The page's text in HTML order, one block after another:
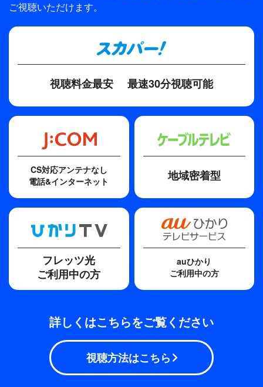
「Adios」
●アリーナ・ザギトワ(2018平昌五輪&2019世界選手
ダリスト)
「Beautiful Mess」
●エリザヴェータ・トゥクタミシェワ(2015世界選手
権 金メダリスト)
「You Don’t Love Me」
●宮原知子(2015世界選手権 銀メダリスト)
「小雀に捧げる歌」
●紀平梨花(2019四大陸選手権 金メダリスト)
「The Greatest」
●坂本花織(2018四大陸選手権 金メダリスト)
「I Will Follow Him（映画『天使にラブ･ソングを』
より）」
●三原舞依(2017四大陸選手権 金メダリスト)
「リベルタンゴ」
「映画『シンドラーのリスト』より」
●メーガン・デュハメル&エリック・ラドフォード
(2018平昌五輪 ペア銅メダリスト)
「On Our Own」
●マイア・シブタニ&アレックス・シブタニ(2018平
ご視聴いただけます。
視聴料金最安 最速30分視聴可能
CS対応アンテナなし
電話&インターネット
地域密着型
フレッツ光
ご利用中の方
auひかり
ご利用中の方
詳しくはこちらをご覧ください
視聴方法はこちら